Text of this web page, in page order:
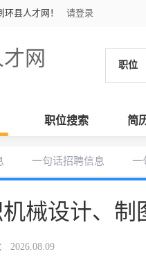
县人才网！ 请登录
网 职位
职位搜索 简
一句话招聘信息 一
械设计、制
2026.08.09